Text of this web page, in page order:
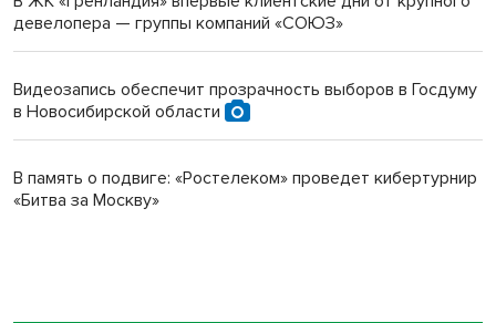
девелопера — группы компаний «СОЮЗ»
Видеозапись обеспечит прозрачность выборов в Госдуму
в Новосибирской области
В память о подвиге: «Ростелеком» проведет кибертурнир
«Битва за Москву»